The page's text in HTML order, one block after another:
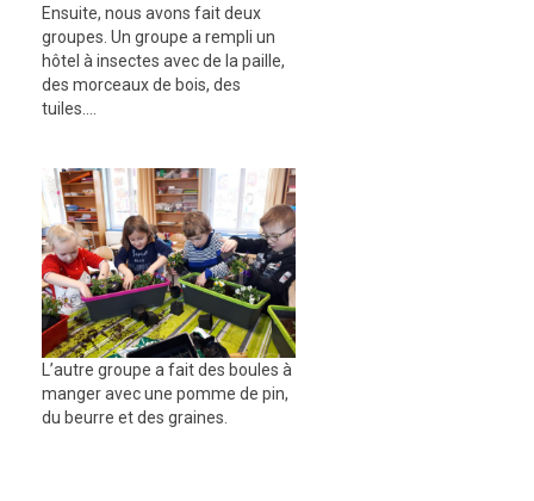
Ensuite, nous avons fait deux
groupes. Un groupe a rempli un
hôtel à insectes avec de la paille,
des morceaux de bois, des
tuiles….
L’autre groupe a fait des boules à
manger avec une pomme de pin,
du beurre et des graines.